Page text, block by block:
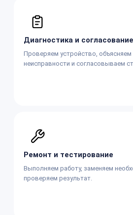
Диагностика и согласование
Проверяем устройство, объясняем
неисправности и согласовываем
Ремонт и тестирование
Выполняем работу, заменяем
проверяем результат.